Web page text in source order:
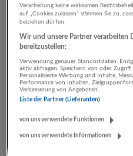
Verarbeitung keine wirksamen
auf „Cookies zulassen“ stimmen Sie zu,
beiziehen dürfen.
Wir und unsere Partner verarbeiten
bereitzustellen:
Verwendung genauer Standortdaten.
aktiv abfragen. Speichern von oder
Personalisierte Werbung und Inhalte,
Performance von Inhalten,
Verbesserung von Angeboten.
Liste der Partner (Lieferanten)
von uns verwendete Funktionen
von uns verwendete Informationen